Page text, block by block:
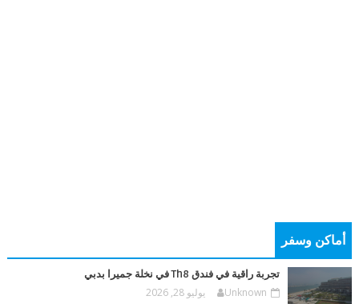
أماكن وسفر
تجربة راقية في فندق Th8 في نخلة جميرا بدبي
Unknown يوليو 28, 2026